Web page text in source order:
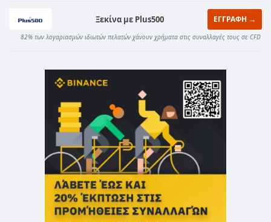
Ξεκίνα με Plus500 ΕΓΓΡΑΦΗ →
82% των λογαριασμών ιδιωτών πελατών χάνουν χρήματα στις συναλλαγές τους σε CFD